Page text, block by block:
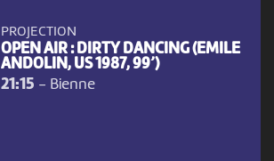
PROJECTION
OPEN AIR : DIRTY DANCING (EMILE
ANDOLIN, US 1987, 99’)
21:15 - Bienne